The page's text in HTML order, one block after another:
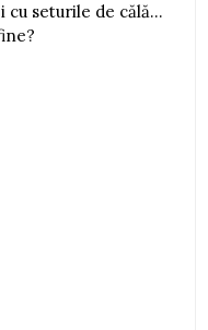
seturile de călă...